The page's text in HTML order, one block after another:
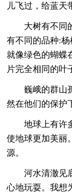
儿飞过，给蓝天
大树有不同的
有不同的品种:杨
就像绿色的蝴蝶
片完全相同的叶
巍峨的群山孤
然在他们的保护
地球上有许多
使地球更加美丽
源。
河水清澈见底
心地玩耍。我想